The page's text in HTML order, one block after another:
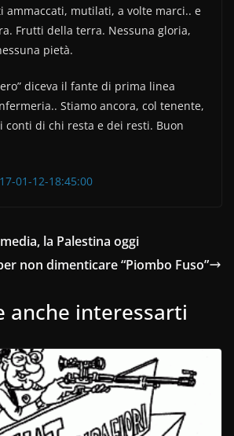
ammaccati, mutilati, a volte marci.. e
Frutti della terra. Nessuna gloria,
pietà.
diceva il fante di prima linea
Stiamo ancora, col tenente,
conti di chi resta e dei resti. Buon
01-12-18:45:00
la Palestina oggi
non dimenticare “Piombo Fuso”
anche interessarti